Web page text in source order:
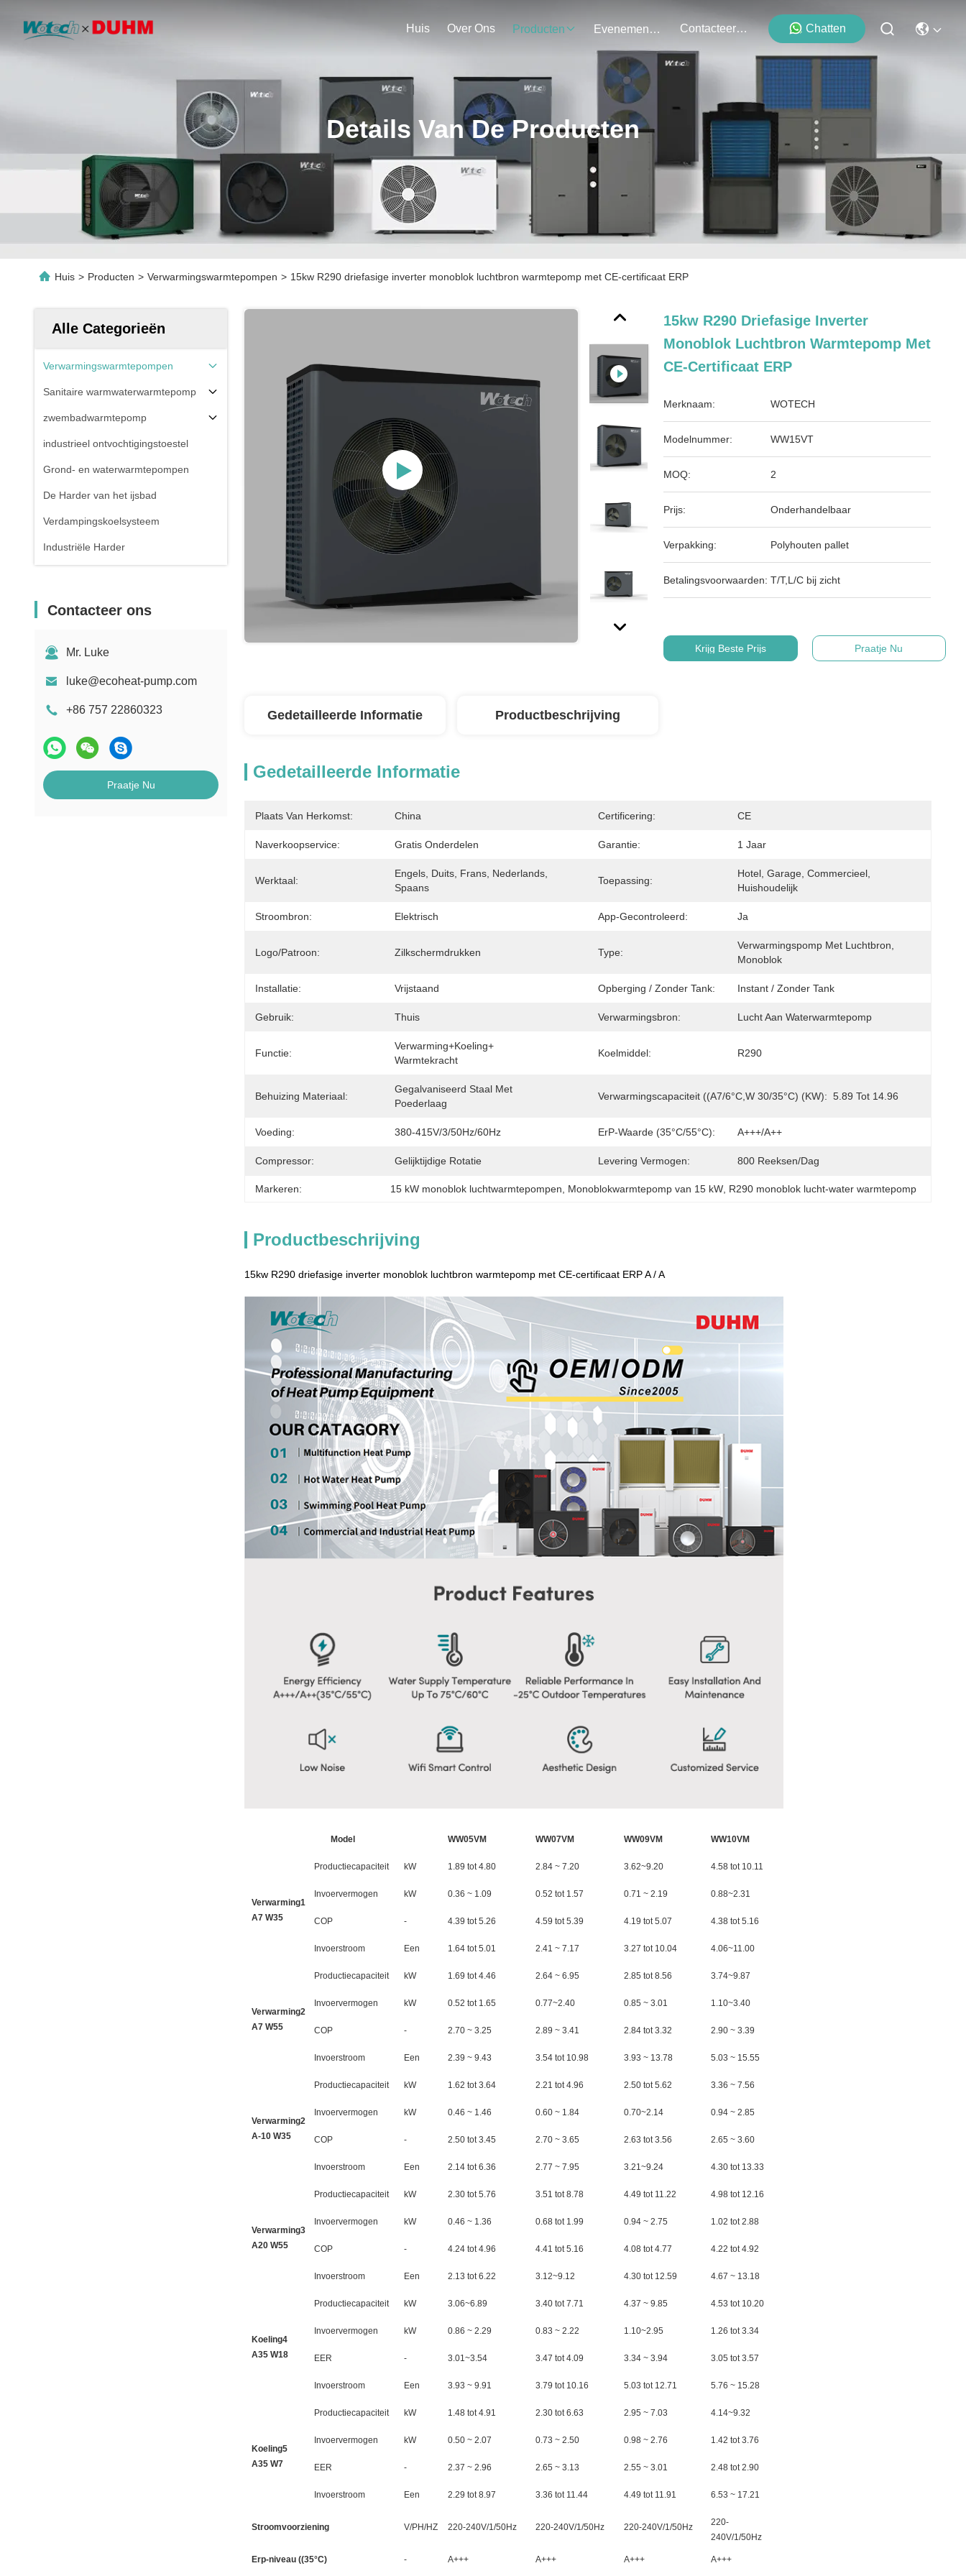
Huis Over Ons Producten Evenementen Contacteer Ons Chatten
Details Van De Producten
Huis > Producten > Verwarmingswarmtepompen > 15kw R290 driefasige inverter monoblok luchtbron warmtepomp met CE-certificaat ERP
Alle Categorieën
Verwarmingswarmtepompen
Sanitaire warmwaterwarmtepomp
zwembadwarmtepomp
industrieel ontvochtigingstoestel
Grond- en waterwarmtepompen
De Harder van het ijsbad
Verdampingskoelsysteem
Industriële Harder
Contacteer ons
Mr. Luke
luke@ecoheat-pump.com
+86 757 22860323
Praatje Nu
15kw R290 Driefasige Inverter
Monoblok Luchtbron Warmtepomp Met
CE-Certificaat ERP
Merknaam: WOTECH
Modelnummer: WW15VT
MOQ: 2
Prijs: Onderhandelbaar
Verpakking: Polyhouten pallet
Betalingsvoorwaarden: T/T,L/C bij zicht
Krijg Beste Prijs Praatje Nu
Gedetailleerde Informatie Productbeschrijving
Gedetailleerde Informatie
Plaats Van Herkomst: China Certificering: CE
Naverkoopservice: Gratis Onderdelen Garantie: 1 Jaar
Werktaal:
Engels, Duits, Frans, Nederlands,
Spaans
Toepassing:
Hotel, Garage, Commercieel,
Huishoudelijk
Stroombron: Elektrisch App-Gecontroleerd: Ja
Logo/patroon: Zilkschermdrukken Type:
Verwarmingspomp Met Luchtbron,
Monoblok
Installatie: Vrijstaand Opberging / Zonder Tank: Instant / Zonder Tank
Gebruik: Thuis Verwarmingsbron: Lucht Aan Waterwarmtepomp
Functie:
Verwarming+koeling+
Warmtekracht
Koelmiddel: R290
Behuizing Materiaal:
Gegalvaniseerd Staal Met
Poederlaag
Verwarmingscapaciteit ((A7/6°C,W 30/35°C) (kW): 5.89 Tot 14.96
Voeding: 380-415V/3/50Hz/60Hz ErP-Waarde (35°C/55°C): A+++/A++
Compressor: Gelijktijdige Rotatie Levering Vermogen: 800 Reeksen/dag
Markeren: 15 kW monoblok luchtwarmtepompen Monoblokwarmtepomp van 15 kW R290 monoblok lucht-water warmtepomp
Productbeschrijving
15kw R290 driefasige inverter monoblok luchtbron warmtepomp met CE-certificaat ERP A / A
Model WW05VM WW07VM WW09VM WW10VM
Verwarming1
A7 W35
Productiecapaciteit kW 1.89 tot 4.80 2.84 ~ 7.20 3.62~9.20 4.58 tot 10.11
Invoervermogen kW 0.36 ~ 1.09 0.52 tot 1.57 0.71 ~ 2.19 0.88~2.31
COP - 4.39 tot 5.26 4.59 tot 5.39 4.19 tot 5.07 4.38 tot 5.16
Invoerstroom Een 1.64 tot 5.01 2.41 ~ 7.17 3.27 tot 10.04 4.06~11.00
Verwarming2
A7 W55
Productiecapaciteit kW 1.69 tot 4.46 2.64 ~ 6.95 2.85 tot 8.56 3.74~9.87
Invoervermogen kW 0.52 tot 1.65 0.77~2.40 0.85 ~ 3.01 1.10~3.40
COP - 2.70 ~ 3.25 2.89 ~ 3.41 2.84 tot 3.32 2.90 ~ 3.39
Invoerstroom Een 2.39 ~ 9.43 3.54 tot 10.98 3.93 ~ 13.78 5.03 ~ 15.55
Verwarming2
A-10 W35
Productiecapaciteit kW 1.62 tot 3.64 2.21 tot 4.96 2.50 tot 5.62 3.36 ~ 7.56
Invoervermogen kW 0.46 ~ 1.46 0.60 ~ 1.84 0.70~2.14 0.94 ~ 2.85
COP - 2.50 tot 3.45 2.70 ~ 3.65 2.63 tot 3.56 2.65 ~ 3.60
Invoerstroom Een 2.14 tot 6.36 2.77 ~ 7.95 3.21~9.24 4.30 tot 13.33
Verwarming3
A20 W55
Productiecapaciteit kW 2.30 tot 5.76 3.51 tot 8.78 4.49 tot 11.22 4.98 tot 12.16
Invoervermogen kW 0.46 ~ 1.36 0.68 tot 1.99 0.94 ~ 2.75 1.02 tot 2.88
COP - 4.24 tot 4.96 4.41 tot 5.16 4.08 tot 4.77 4.22 tot 4.92
Invoerstroom Een 2.13 tot 6.22 3.12~9.12 4.30 tot 12.59 4.67 ~ 13.18
Koeling4
A35 W18
Productiecapaciteit kW 3.06~6.89 3.40 tot 7.71 4.37 ~ 9.85 4.53 tot 10.20
Invoervermogen kW 0.86 ~ 2.29 0.83 ~ 2.22 1.10~2.95 1.26 tot 3.34
EER - 3.01~3.54 3.47 tot 4.09 3.34 ~ 3.94 3.05 tot 3.57
Invoerstroom Een 3.93 ~ 9.91 3.79 tot 10.16 5.03 tot 12.71 5.76 ~ 15.28
Koeling5
A35 W7
Productiecapaciteit kW 1.48 tot 4.91 2.30 tot 6.63 2.95 ~ 7.03 4.14~9.32
Invoervermogen kW 0.50 ~ 2.07 0.73 ~ 2.50 0.98 ~ 2.76 1.42 tot 3.76
EER - 2.37 ~ 2.96 2.65 ~ 3.13 2.55 ~ 3.01 2.48 tot 2.90
Invoerstroom Een 2.29 tot 8.97 3.36 tot 11.44 4.49 tot 11.91 6.53 ~ 17.21
Stroomvoorziening V/PH/HZ 220-240V/1/50Hz 220-240V/1/50Hz 220-240V/1/50Hz
220-
240V/1/50Hz
Erp-niveau ((35°C) - A+++ A+++ A+++ A+++